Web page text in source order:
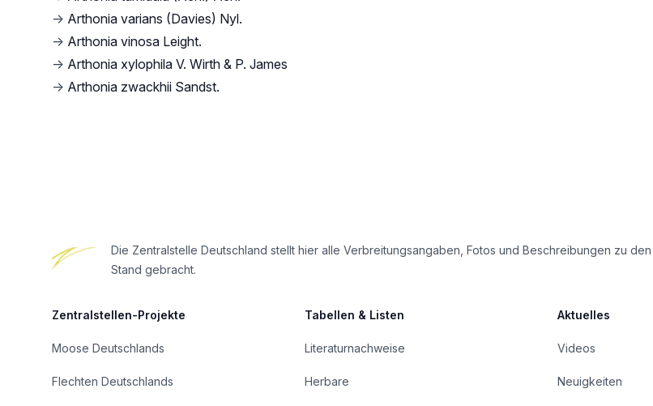
→ Arthonia varians (Davies) Nyl.
→ Arthonia vinosa Leight.
→ Arthonia xylophila V. Wirth & P. James
→ Arthonia zwackhii Sandst.
Die Zentralstelle Deutschland stellt hier alle Verbreitungsangaben, Fotos und Beschreibungen zu
Stand gebracht.
Zentralstellen-Projekte
Moose Deutschlands
Flechten Deutschlands
Tabellen & Listen
Literaturnachweise
Herbare
Aktuelles
Videos
Neuigkeiten